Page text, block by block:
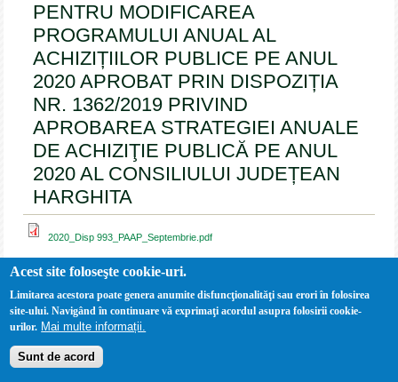
PENTRU MODIFICAREA
PROGRAMULUI ANUAL AL
ACHIZIȚIILOR PUBLICE PE ANUL
2020 APROBAT PRIN DISPOZIȚIA
NR. 1362/2019 PRIVIND
APROBAREA STRATEGIEI ANUALE
DE ACHIZIŢIE PUBLICĂ PE ANUL
2020 AL CONSILIULUI JUDEȚEAN
HARGHITA
2020_Disp 993_PAAP_Septembrie.pdf
Acest site foloseşte cookie-uri.
Limitarea acestora poate genera anumite disfuncţionalităţi sau erori în folosirea
site-ului. Navigând în continuare vă exprimaţi acordul asupra folosirii cookie-
urilor. Mai multe informații.
Sunt de acord